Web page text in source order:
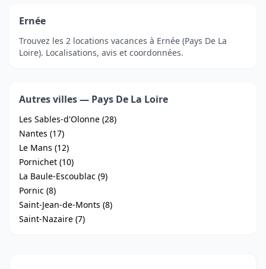
Ernée
Trouvez les 2 locations vacances à Ernée (Pays De La
Loire). Localisations, avis et coordonnées.
Autres villes — Pays De La Loire
Les Sables-d'Olonne (28)
Nantes (17)
Le Mans (12)
Pornichet (10)
La Baule-Escoublac (9)
Pornic (8)
Saint-Jean-de-Monts (8)
Saint-Nazaire (7)